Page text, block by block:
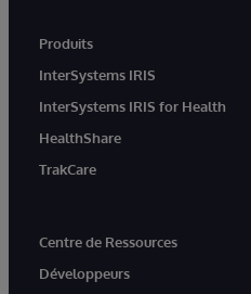
Produits
InterSystems IRIS
InterSystems IRIS for Health
HealthShare
TrakCare
Centre de Ressources
Développeurs